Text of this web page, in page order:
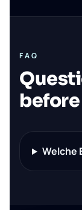
FAQ
Welche